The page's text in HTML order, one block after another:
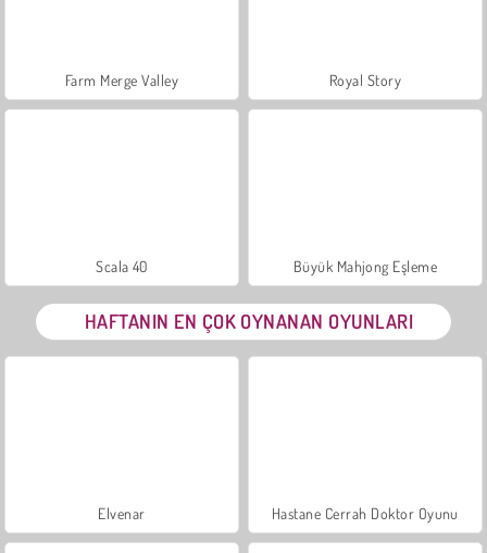
Farm Merge Valley Royal Story
Scala 40 Büyük Mahjong Eşleme
HAFTANIN EN ÇOK OYNANAN OYUNLARI
Elvenar Hastane Cerrah Doktor Oyunu